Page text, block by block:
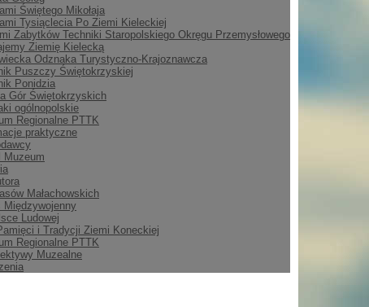
Świętego Mikołaja
Tysiąclecia Po Ziemi Kieleckiej
Zabytków Techniki Staropolskiego Okręgu Przemysłowego
Ziemię Kielecką
Odznaka Turystyczno-Krajoznawcza
Puszczy Świętokrzyskiej
Ponidzia
Gór Świętokrzyskich
ogólnopolskie
Regionalne PTTK
praktyczne
Muzeum
Małachowskich
Międzywojenny
Ludowej
i Tradycji Ziemi Koneckiej
Regionalne PTTK
Muzealne